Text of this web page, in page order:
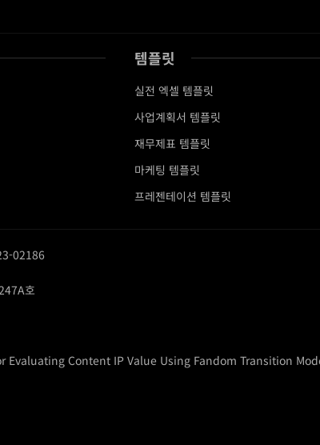
템플릿
실전 엑셀 템플릿
사업계획서 템플릿
재무제표 템플릿
마케팅 템플릿
프레젠테이션 템플릿
02186
호
Evaluating Content IP Value Using Fandom Transition